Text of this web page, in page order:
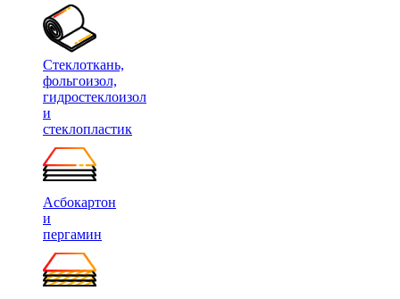
Стеклоткань,
фольгоизол,
гидростеклоизол
и
стеклопластик
Асбокартон
и
пергамин